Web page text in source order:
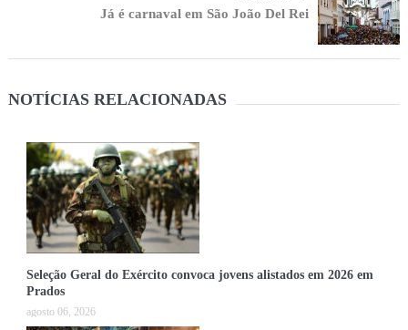
Já é carnaval em São João Del Rei
NOTÍCIAS RELACIONADAS
Seleção Geral do Exército convoca jovens alistados em 2026 em
Prados
agosto 06, 2026